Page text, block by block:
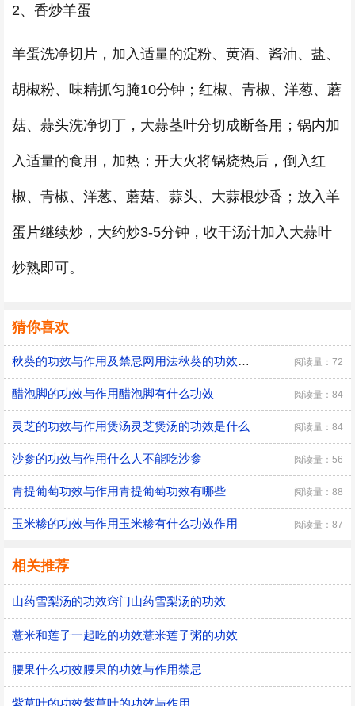
2、香炒羊蛋
羊蛋洗净切片，加入适量的淀粉、黄酒、酱油、盐、
胡椒粉、味精抓匀腌10分钟；红椒、青椒、洋葱、蘑
菇、蒜头洗净切丁，大蒜茎叶分切成断备用；锅内加
入适量的食用，加热；开大火将锅烧热后，倒入红
椒、青椒、洋葱、蘑菇、蒜头、大蒜根炒香；放入羊
蛋片继续炒，大约炒3-5分钟，收干汤汁加入大蒜叶
炒熟即可。
猜你喜欢
秋葵的功效与作用及禁忌网用法秋葵的功效和作用及禁忌网用法省 阅读量：72
醋泡脚的功效与作用醋泡脚有什么功效 阅读量：84
灵芝的功效与作用煲汤灵芝煲汤的功效是什么 阅读量：84
沙参的功效与作用什么人不能吃沙参 阅读量：56
青提葡萄功效与作用青提葡萄功效有哪些 阅读量：88
玉米糁的功效与作用玉米糁有什么功效作用 阅读量：87
相关推荐
山药雪梨汤的功效窍门山药雪梨汤的功效
薏米和莲子一起吃的功效薏米莲子粥的功效
腰果什么功效腰果的功效与作用禁忌
紫草叶的功效紫草叶的功效与作用